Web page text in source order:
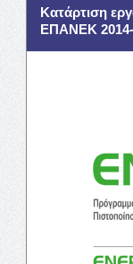
Κατάρτιση
ΕΠΑΝΕΚ